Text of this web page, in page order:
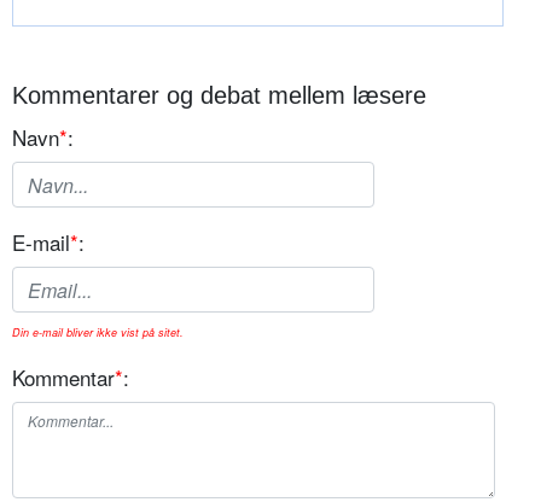
Kommentarer og debat mellem læsere
Navn*:
E-mail*:
Din e-mail bliver ikke vist på sitet.
Kommentar*: